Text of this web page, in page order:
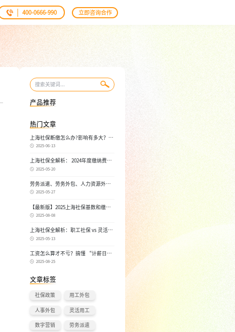
400-0666-990 立即咨询合作
产品推荐
热门文章
上海社保断缴怎么办?影响有多大？自
己如何续缴社保呢
2025-06-13
上海社保全解析： 2024年度缴纳费
用，不同人群，全面对比！
2025-05-20
劳务派遣、劳务外包、人力资源外
包：三者区别， 一文读懂
2025-05-27
【最新版】2025上海社保基数和缴费
比例，一文读懂是怎么算的
2025-08-08
上海社保全解析：职工社保 vs 灵活就
业社保，区别在哪？一次讲清楚！
2025-05-13
工资怎么算才不亏？搞懂 “计薪日”
和 “实际工作日”，少扣钱多拿钱！
2025-08-25
文章标签
社保政策 用工外包
人事外包 灵活用工
数字营销 劳务派遣